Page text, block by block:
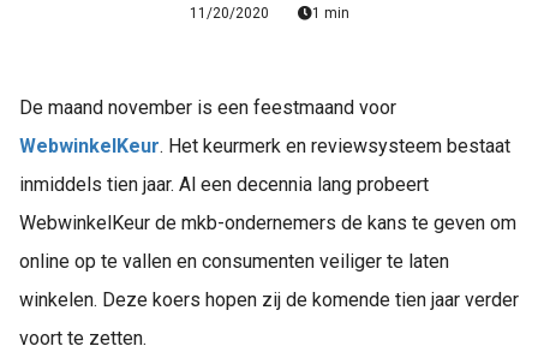
11/20/2020 1 min
De maand november is een feestmaand voor
WebwinkelKeur. Het keurmerk en reviewsysteem bestaat
inmiddels tien jaar. Al een decennia lang probeert
WebwinkelKeur de mkb-ondernemers de kans te geven om
online op te vallen en consumenten veiliger te laten
winkelen. Deze koers hopen zij de komende tien jaar verder
voort te zetten.